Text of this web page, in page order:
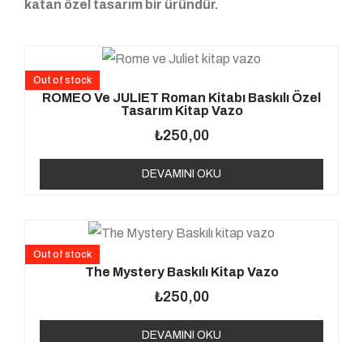
katan özel tasarım bir üründür.
ROMEO Ve JULIET Roman Kitabı Baskılı Özel
Tasarım Kitap Vazo
₺250,00
Out of stock
DEVAMINI OKU
The Mystery Baskılı Kitap Vazo
₺250,00
Out of stock
DEVAMINI OKU